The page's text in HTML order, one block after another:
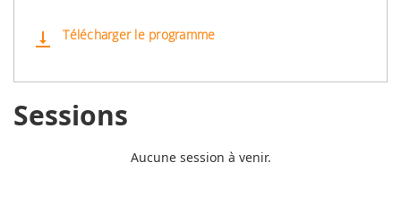
vertical_align_bottom Télécharger le programme
Sessions
Aucune session à venir.